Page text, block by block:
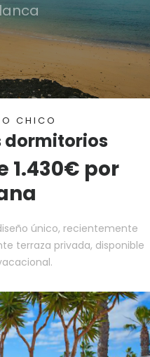
CHICO
dormitorios
1.430€ por
único, recientemente
terraza privada, disponible